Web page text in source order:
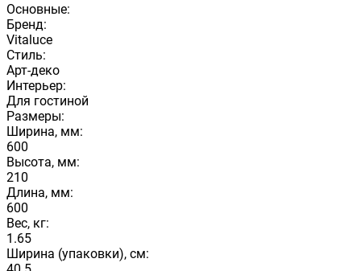
Основные:
Бренд:
Vitaluce
Стиль:
Арт-деко
Интерьер:
Для гостиной
Размеры:
Ширина, мм:
600
Высота, мм:
210
Длина, мм:
600
Вес, кг:
1.65
Ширина (упаковки), см: